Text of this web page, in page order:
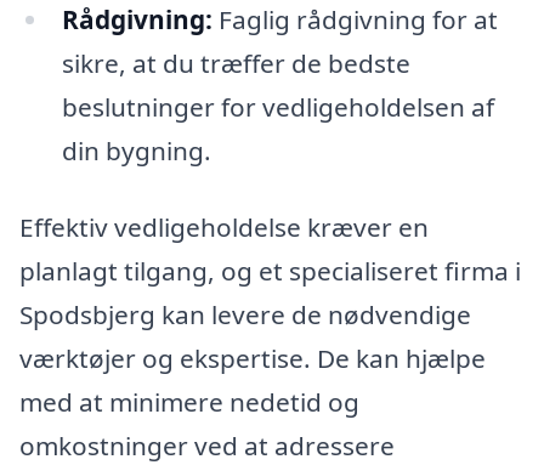
Rådgivning: Faglig rådgivning for at
sikre, at du træffer de bedste
beslutninger for vedligeholdelsen af
din bygning.
Effektiv vedligeholdelse kræver en
planlagt tilgang, og et specialiseret firma i
Spodsbjerg kan levere de nødvendige
værktøjer og ekspertise. De kan hjælpe
med at minimere nedetid og
omkostninger ved at adressere